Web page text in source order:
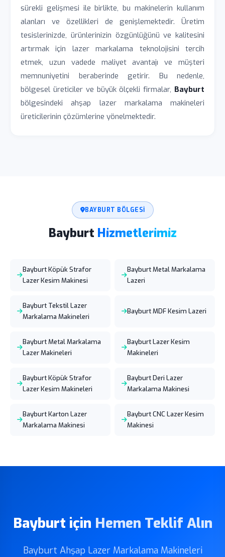
sürekli gelişmesi ile birlikte, bu makinelerin kullanım
alanları ve özellikleri de genişlemektedir. Üretim
tesislerinizde, ürünlerinizin özgünlüğünü ve kalitesini
artırmak için lazer markalama teknolojisini tercih
etmek, uzun vadede maliyet avantajı ve müşteri
memnuniyetini beraberinde getirir. Bu nedenle,
bölgesel üreticiler ve büyük ölçekli firmalar, Bayburt
bölgesindeki ahşap lazer markalama makineleri
üreticilerinin çözümlerine yönelmektedir.
BAYBURT BÖLGESI
Bayburt Hizmetlerimiz
Bayburt Köpük Strafor
Lazer Kesim Makinesi
Bayburt Metal Markalama
Lazeri
Bayburt Tekstil Lazer
Markalama Makineleri
Bayburt MDF Kesim Lazeri
Bayburt Metal Markalama
Lazer Makineleri
Bayburt Lazer Kesim
Makineleri
Bayburt Köpük Strafor
Lazer Kesim Makineleri
Bayburt Deri Lazer
Markalama Makinesi
Bayburt Karton Lazer
Markalama Makinesi
Bayburt CNC Lazer Kesim
Makinesi
Bayburt için Hemen Teklif Alın
Bayburt Ahşap Lazer Markalama Makineleri